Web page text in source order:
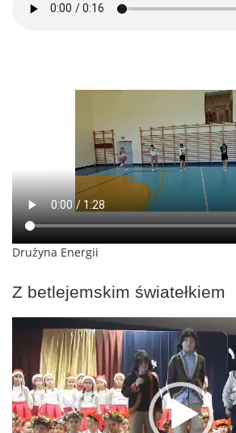
Drużyna Energii
Z betlejemskim światełkiem
Odtwarzacz